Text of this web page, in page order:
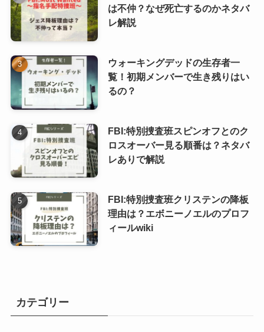
は不仲？なぜ死亡するのかネタバ
レ解説
ウォーキングデッドの生存者一
覧！初期メンバーで生き残りはい
るの？
FBI:特別捜査班スピンオフとのク
ロスオーバー見る順番は？ネタバ
レありで解説
FBI:特別捜査班クリステンの降板
理由は？エボニーノエルのプロフ
ィールwiki
カテゴリー